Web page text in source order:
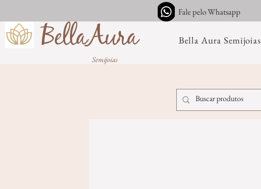
Fale pelo Whatsapp
BellaAura Bella Aura Semijoias
Semijoias